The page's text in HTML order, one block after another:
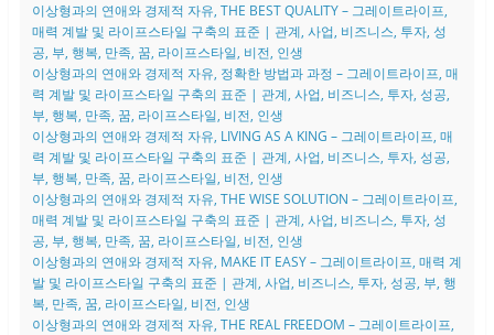
이상형과의 연애와 경제적 자유, THE BEST QUALITY – 그레이트라이프,
매력 계발 및 라이프스타일 구축의 표준 | 관계, 사업, 비즈니스, 투자, 성
공, 부, 행복, 만족, 꿈, 라이프스타일, 비전, 인생
이상형과의 연애와 경제적 자유, 정확한 방법과 과정 – 그레이트라이프, 매
력 계발 및 라이프스타일 구축의 표준 | 관계, 사업, 비즈니스, 투자, 성공,
부, 행복, 만족, 꿈, 라이프스타일, 비전, 인생
이상형과의 연애와 경제적 자유, LIVING AS A KING – 그레이트라이프, 매
력 계발 및 라이프스타일 구축의 표준 | 관계, 사업, 비즈니스, 투자, 성공,
부, 행복, 만족, 꿈, 라이프스타일, 비전, 인생
이상형과의 연애와 경제적 자유, THE WISE SOLUTION – 그레이트라이프,
매력 계발 및 라이프스타일 구축의 표준 | 관계, 사업, 비즈니스, 투자, 성
공, 부, 행복, 만족, 꿈, 라이프스타일, 비전, 인생
이상형과의 연애와 경제적 자유, MAKE IT EASY – 그레이트라이프, 매력 계
발 및 라이프스타일 구축의 표준 | 관계, 사업, 비즈니스, 투자, 성공, 부, 행
복, 만족, 꿈, 라이프스타일, 비전, 인생
이상형과의 연애와 경제적 자유, THE REAL FREEDOM – 그레이트라이프,